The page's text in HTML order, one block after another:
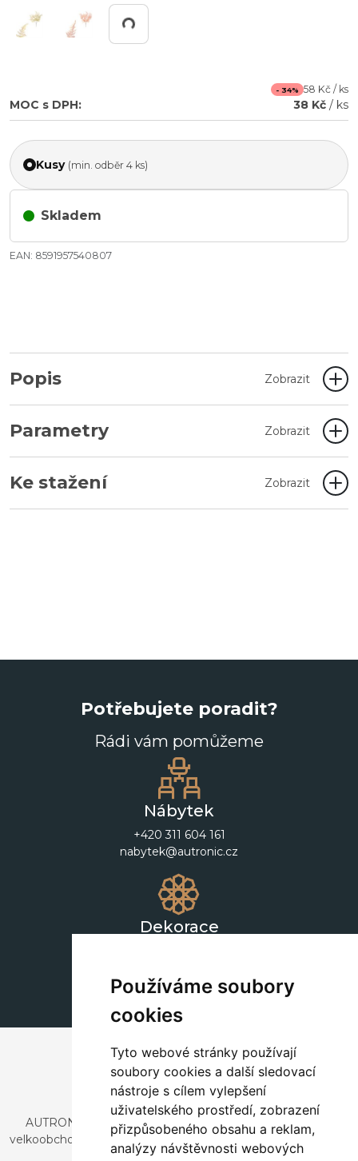
Používáme soubory
cookies
Tyto webové stránky používají
soubory cookies a další sledovací
nástroje s cílem vylepšení
uživatelského prostředí, zobrazení
přizpůsobeného obsahu a reklam,
analýzy návštěvnosti webových
Pracuji...
- 34% 58 Kč / ks
MOC s DPH: 38 Kč / ks
Kusy (min. odběr 4 ks)
Skladem
EAN: 8591957540807
Popis Zobrazit
Parametry Zobrazit
Ke stažení Zobrazit
Potřebujete poradit?
Rádi vám pomůžeme
Nábytek
+420 311 604 161
nabytek@autronic.cz
Dekorace
AUTRONIC, s.r.o. je společnost zabývající se dovozem a
velkoobchodním prodejem designového i stylového nábytku
a dekorací.